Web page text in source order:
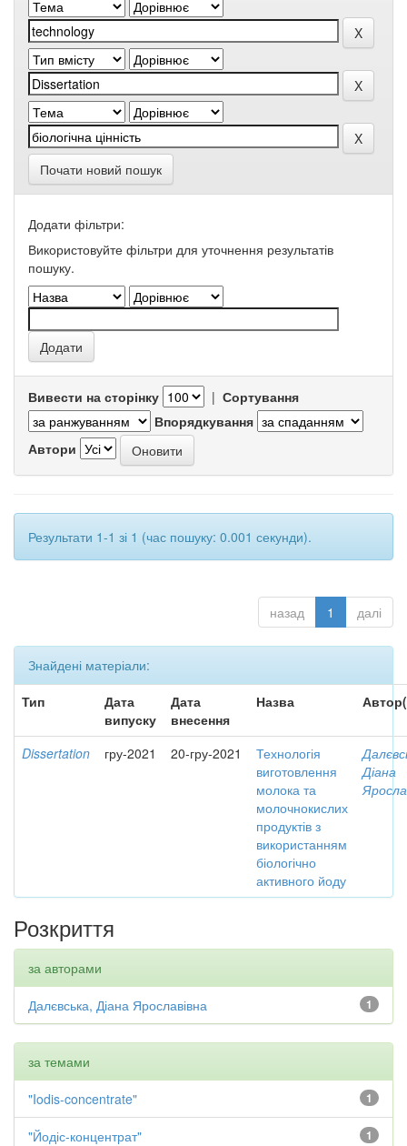
Почати новий пошук
Додати фільтри:
Використовуйте фільтри для уточнення результатів
пошуку.
Вивести на сторінку | Сортування
Впорядкування
Автори
Результати 1-1 зі 1 (час пошуку: 0.001 секунди).
назад 1 далі
Знайдені матеріали:
Тип
Дата
випуску
Дата
внесення
Назва
Dissertation гру-2021 20-гру-2021
Технологія
виготовлення
молока та
молочнокислих
продуктів з
використанням
біологічно
активного йоду
Діана
Розкриття
за авторами
1
Далєвська, Діана Ярославівна
за темами
1
"Iodis-concentrate"
1
"Йодіс-концентрат"